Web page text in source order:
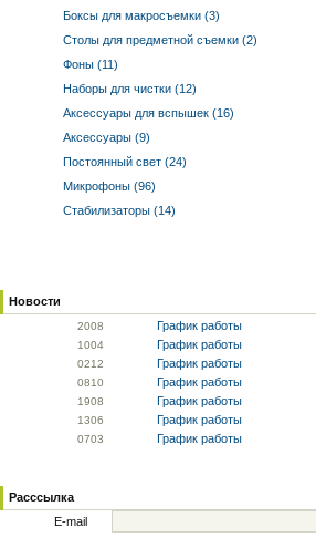
Боксы для макросъемки (3)
Столы для предметной съемки (2)
Фоны (11)
Наборы для чистки (12)
Аксессуары для вспышек (16)
Аксессуары (9)
Постоянный свет (24)
Микрофоны (96)
Стабилизаторы (14)
Новости
2008 График работы
1004 График работы
0212 График работы
0810 График работы
1908 График работы
1306 График работы
0703 График работы
Расссылка
E-mail